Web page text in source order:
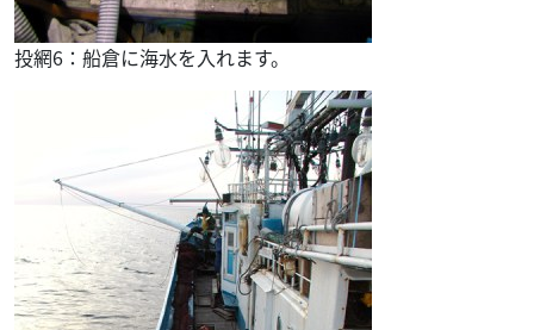
投網6：船倉に海水を入れます。